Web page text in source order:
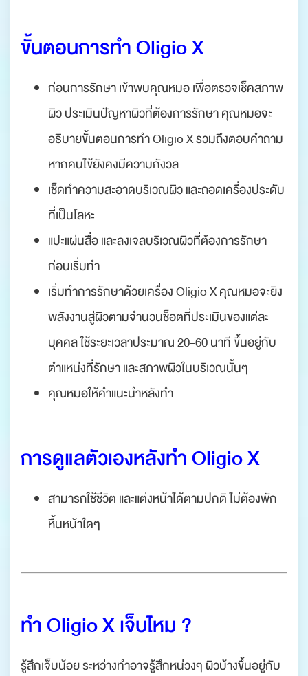
ขั้นตอนการทำ Oligio X
ก่อนการรักษา เข้าพบคุณหมอ เพื่อตรวจเช็คสภาพ
ผิว ประเมินปัญหาผิวที่ต้องการรักษา คุณหมอจะ
อธิบายขั้นตอนการทำ Oligio X รวมถึงตอบคำถาม
หากคนไข้ยังคงมีความกังวล
เช็ดทำความสะอาดบริเวณผิว และถอดเครื่องประดับ
ที่เป็นโลหะ
แปะแผ่นสื่อ และลงเจลบริเวณผิวที่ต้องการรักษา
ก่อนเริ่มทำ
เริ่มทำการรักษาด้วยเครื่อง Oligio X คุณหมอจะยิง
พลังงานสู่ผิวตามจำนวนช็อตที่ประเมินของแต่ละ
บุคคล ใช้ระยะเวลาประมาณ 20-60 นาที ขึ้นอยู่กับ
ตำแหน่งที่รักษา และสภาพผิวในบริเวณนั้นๆ
คุณหมอให้คำแนะนำหลังทำ
การดูแลตัวเองหลังทำ Oligio X
สามารถใช้ชีวิต และแต่งหน้าได้ตามปกติ ไม่ต้องพัก
หื้นหน้าใดๆ
ทำ Oligio X เจ็บไหม ?
รู้สึกเจ็บน้อย ระหว่างทำอาจรู้สึกหน่วงๆ ผิวบ้างขึ้นอยู่กับ